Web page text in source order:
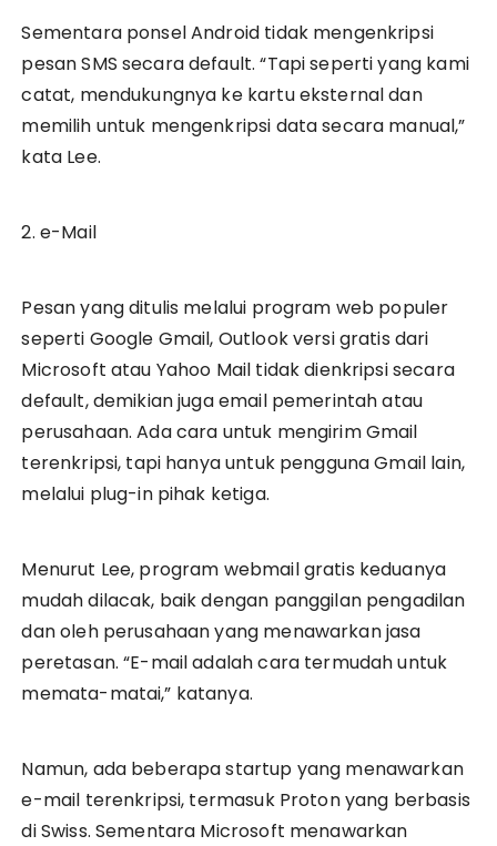
Sementara ponsel Android tidak mengenkripsi
pesan SMS secara default. “Tapi seperti yang kami
catat, mendukungnya ke kartu eksternal dan
memilih untuk mengenkripsi data secara manual,”
kata Lee.
2. e-Mail
Pesan yang ditulis melalui program web populer
seperti Google Gmail, Outlook versi gratis dari
Microsoft atau Yahoo Mail tidak dienkripsi secara
default, demikian juga email pemerintah atau
perusahaan. Ada cara untuk mengirim Gmail
terenkripsi, tapi hanya untuk pengguna Gmail lain,
melalui plug-in pihak ketiga.
Menurut Lee, program webmail gratis keduanya
mudah dilacak, baik dengan panggilan pengadilan
dan oleh perusahaan yang menawarkan jasa
peretasan. “E-mail adalah cara termudah untuk
memata-matai,” katanya.
Namun, ada beberapa startup yang menawarkan
e-mail terenkripsi, termasuk Proton yang berbasis
di Swiss. Sementara Microsoft menawarkan